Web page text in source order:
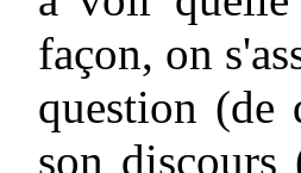
façon, on
question
son